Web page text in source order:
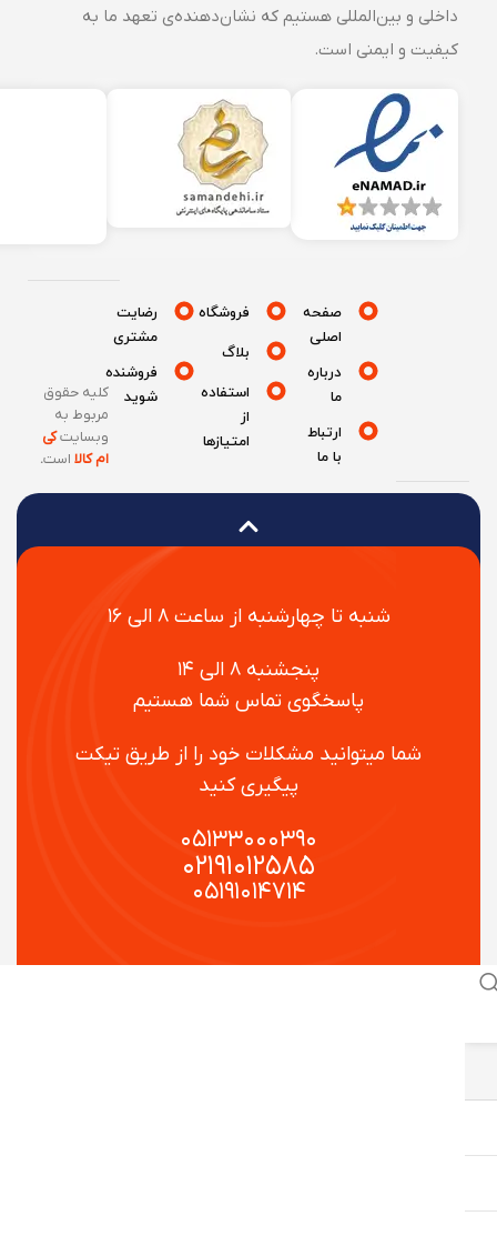
داخلی و بین‌المللی هستیم که نشان‌دهنده‌ی تعهد ما به
کیفیت و ایمنی است.
شنبه تا چهارشنبه از ساعت ۸ الی ۱۶
پنجشنبه ۸ الی ۱۴
پاسخگوی تماس شما هستیم
شما میتوانید مشکلات خود را از طریق تیکت
پیگیری کنید
۰۵۱۳۳۰۰۰۳۹۰
۰۲۱۹۱۰۱۲۵۸۵
۰۵۱۹۱۰۱۴۷۱۴
صفحه
درباره
ارتباط
فروشگاه
بلاگ
استفاده
امتیازها
رضایت
مشتری
فروشنده
شوید
کلیه حقوق
مربوط به
وبسایتکی
ام کالااست.